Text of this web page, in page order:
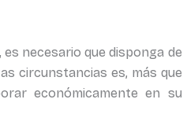
necesario que disponga de
circunstancias es, más que
económicamente en su